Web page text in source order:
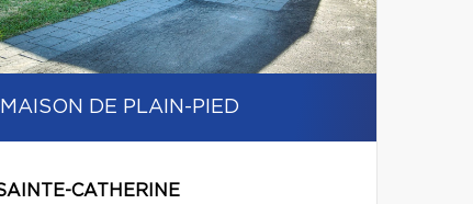
MAISON DE PLAIN-PIED
CATHERINE